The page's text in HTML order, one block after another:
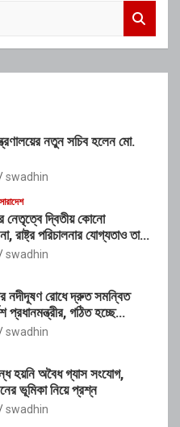
নতুন সচিব হলেন মো.
swadhin
সারাদেশ
নেতৃত্বে দ্বিতীয় কোনো
পরিচালনার যোগ্যতাও তাদের
swadhin
নদীদূষণ রোধে দ্রুত সমন্বিত
প্রধানমন্ত্রীর, গঠিত হচ্ছে
কমিটি
swadhin
হয়নি অবৈধ গ্যাস সংযোগ,
ভূমিকা নিয়ে প্রশ্ন
swadhin